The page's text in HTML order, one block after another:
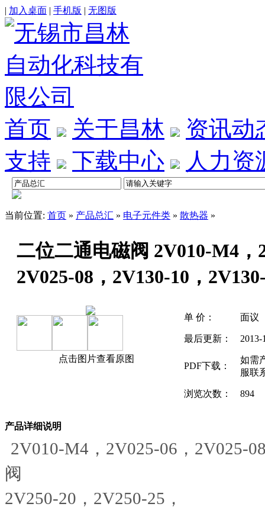
| 加入桌面 | 手机版 | 无图版
首页 关于昌林
资讯动
支持
下载中心 人力资
当前位置: 首页 » 产品总汇 » 电子元件类 » 散热器 »
二位二通电磁阀 2V010-M4，
2V025-08，2V130-10，
点击图片查看原图
单 价： 面议
最后更新： 2013-
PDF下载：
如需
服联
浏览次数： 894
产品详细说明
2V010-M4，2V025-06，2V025-
阀
2V250-20，2V250-25，